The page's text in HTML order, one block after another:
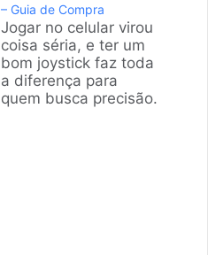
– Guia de Compra
Jogar no celular virou
coisa séria, e ter um
bom joystick faz toda
a diferença para
quem busca precisão.